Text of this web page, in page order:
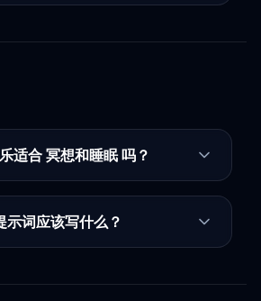
适合 冥想和睡眠 吗？
示词应该写什么？